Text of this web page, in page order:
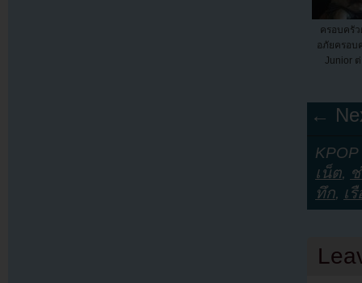
ครอบครัว
อภัยครอบ
Junior
←
เน็ต,
ทึก, เ